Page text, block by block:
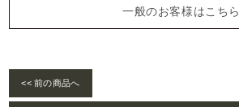
一般のお客様はこちら
<< 前の商品へ